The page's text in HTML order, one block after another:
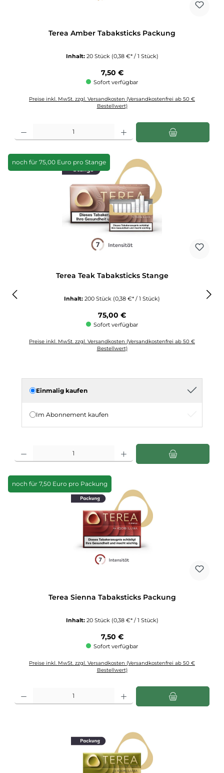
Terea Amber Tabaksticks Packung
Inhalt: 20 Stück (0,38 €* / 1 Stück)
Regulärer Preis:
7,50 €
Sofort verfügbar
Preise inkl. MwSt. zzgl. Versandkosten (Versandkostenfrei ab 50 €
Bestellwert)
Produkt Anzahl: Gib den gewünschten Wert ein oder benutze die Schaltflächen
noch für 75,00 Euro pro Stange
Terea Teak Tabaksticks Stange
Inhalt: 200 Stück (0,38 €* / 1 Stück)
Regulärer Preis:
75,00 €
Sofort verfügbar
Preise inkl. MwSt. zzgl. Versandkosten (Versandkostenfrei ab 50 €
Bestellwert)
Einmalig kaufen
Im Abonnement kaufen
Produkt Anzahl: Gib den gewünschten Wert ein oder benutze die Schaltflächen
noch für 7,50 Euro pro Packung
Terea Sienna Tabaksticks Packung
Inhalt: 20 Stück (0,38 €* / 1 Stück)
Regulärer Preis:
7,50 €
Sofort verfügbar
Preise inkl. MwSt. zzgl. Versandkosten (Versandkostenfrei ab 50 €
Bestellwert)
Produkt Anzahl: Gib den gewünschten Wert ein oder benutze die Schaltflächen